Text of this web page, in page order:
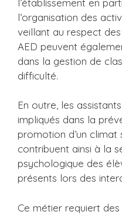
l’organisation des
veillant au respect
AED peuvent
dans la gestion de
difficulté.
En outre, les
impliqués dans la
promotion d’un climat
contribuent ainsi à la
psychologique des
présents lors des
Ce métier requiert